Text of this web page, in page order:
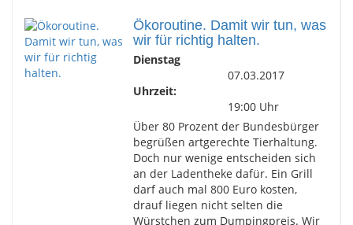
Ökoroutine. Damit wir tun, was
wir für richtig halten.
Dienstag
07.03.2017
Uhrzeit:
19:00 Uhr
Über 80 Prozent der Bundesbürger
begrüßen artgerechte Tierhaltung.
Doch nur wenige entscheiden sich
an der Ladentheke dafür. Ein Grill
darf auch mal 800 Euro kosten,
drauf liegen nicht selten die
Würstchen zum Dumpingpreis. Wir